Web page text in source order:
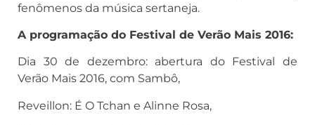
fenômenos da música sertaneja.
A programação do Festival de Verão Mais 2016:
Dia 30 de dezembro: abertura do Festival de
Verão Mais 2016, com Sambô,
Reveillon: É O Tchan e Alinne Rosa,